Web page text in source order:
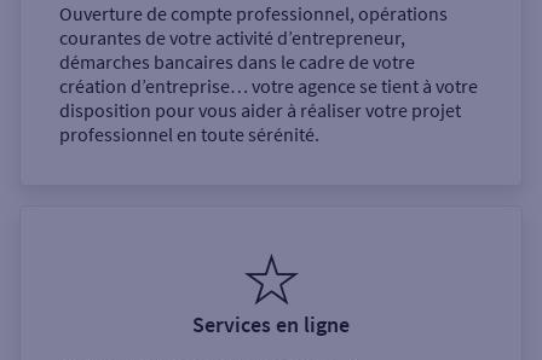
Ouverture de compte professionnel, opérations
courantes de votre activité d’entrepreneur,
démarches bancaires dans le cadre de votre
création d’entreprise… votre agence se tient à votre
disposition pour vous aider à réaliser votre projet
professionnel en toute sérénité.
Services en ligne